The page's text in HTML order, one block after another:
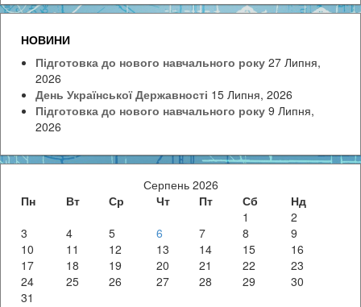
НОВИНИ
Підготовка до нового навчального року 27 Липня,
2026
День Української Державності 15 Липня, 2026
Підготовка до нового навчального року 9 Липня,
2026
Серпень 2026
Пн
Вт Ср Чт Пт Сб
Нд
1
2
3
4 5 6 7 8
9
10
11 12 13 14 15
16
17
18 19 20 21 22
23
24
25 26 27 28 29
30
31